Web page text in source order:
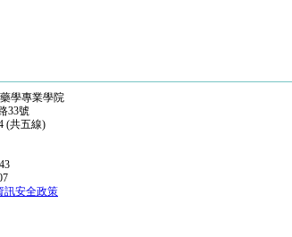
學專業學院
33號
(共五線)
訊安全政策